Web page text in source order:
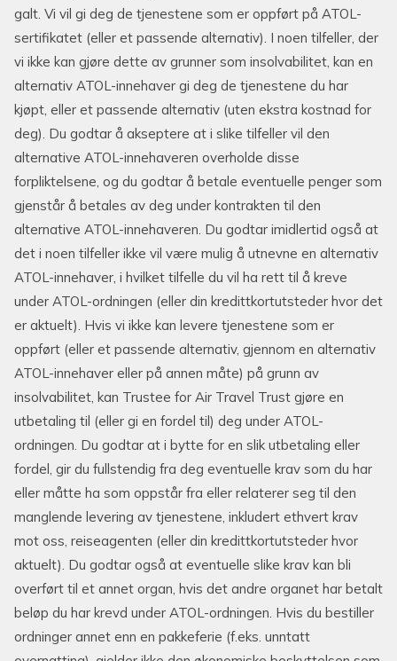
galt. Vi vil gi deg de tjenestene som er oppført på ATOL-
sertifikatet (eller et passende alternativ). I noen tilfeller, der
vi ikke kan gjøre dette av grunner som insolvabilitet, kan en
alternativ ATOL-innehaver gi deg de tjenestene du har
kjøpt, eller et passende alternativ (uten ekstra kostnad for
deg). Du godtar å akseptere at i slike tilfeller vil den
alternative ATOL-innehaveren overholde disse
forpliktelsene, og du godtar å betale eventuelle penger som
gjenstår å betales av deg under kontrakten til den
alternative ATOL-innehaveren. Du godtar imidlertid også at
det i noen tilfeller ikke vil være mulig å utnevne en alternativ
ATOL-innehaver, i hvilket tilfelle du vil ha rett til å kreve
under ATOL-ordningen (eller din kredittkortutsteder hvor det
er aktuelt). Hvis vi ikke kan levere tjenestene som er
oppført (eller et passende alternativ, gjennom en alternativ
ATOL-innehaver eller på annen måte) på grunn av
insolvabilitet, kan Trustee for Air Travel Trust gjøre en
utbetaling til (eller gi en fordel til) deg under ATOL-
ordningen. Du godtar at i bytte for en slik utbetaling eller
fordel, gir du fullstendig fra deg eventuelle krav som du har
eller måtte ha som oppstår fra eller relaterer seg til den
manglende levering av tjenestene, inkludert ethvert krav
mot oss, reiseagenten (eller din kredittkortutsteder hvor
aktuelt). Du godtar også at eventuelle slike krav kan bli
overført til et annet organ, hvis det andre organet har betalt
beløp du har krevd under ATOL-ordningen. Hvis du bestiller
ordninger annet enn en pakkeferie (f.eks. unntatt